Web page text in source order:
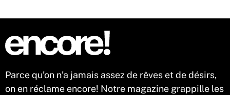
Parce qu’on n’a jamais assez de rêves et de désirs,
on en réclame encore! Notre magazine grappille les